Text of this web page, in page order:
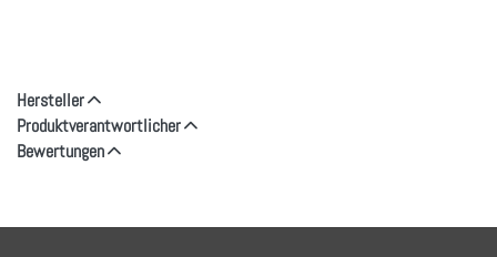
Hersteller
Produktverantwortlicher
Bewertungen